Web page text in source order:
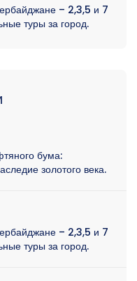
– 2,3,5 и 7
туры за город.
бума:
золотого века.
– 2,3,5 и 7
туры за город.